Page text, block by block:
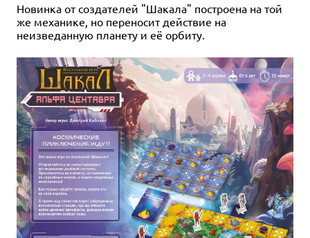
Новинка от создателей "Шакала" построена на той
же механике, но переносит действие на
неизведанную планету и её орбиту.